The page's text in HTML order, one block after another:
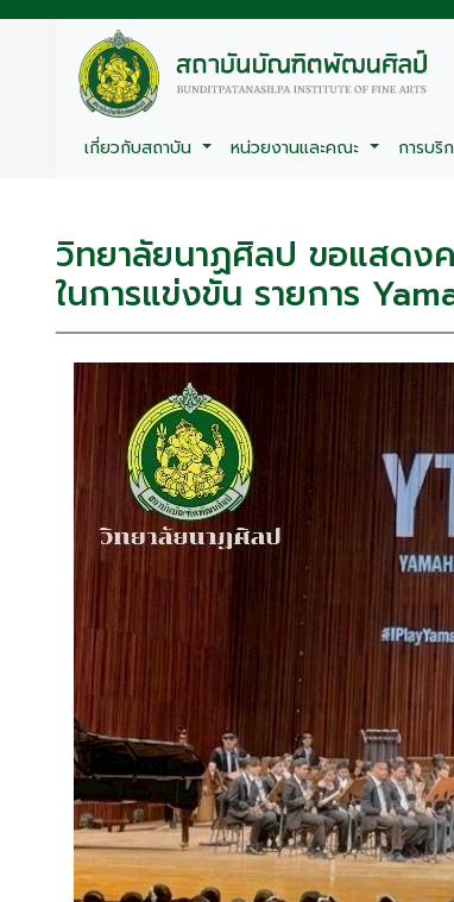
เกี่ยวกับสถาบัน หน่วยงานและคณะ การบริ
วิทยาลัยนาฏศิลป ขอแสด
ในการแข่งขัน รายการ